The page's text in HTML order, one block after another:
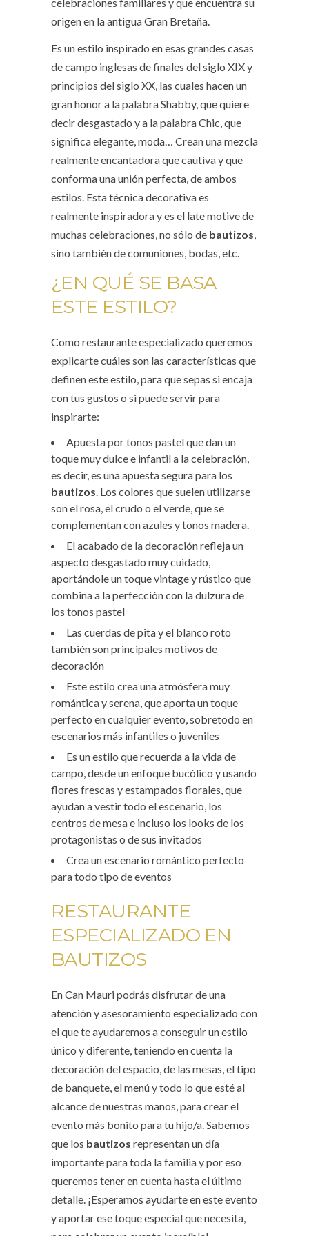
origen en la antigua Gran Bretaña.
Es un estilo inspirado en esas grandes casas
de campo inglesas de finales del siglo XIX y
principios del siglo XX, las cuales hacen un
gran honor a la palabra Shabby, que quiere
decir desgastado y a la palabra Chic, que
significa elegante, moda… Crean una mezcla
realmente encantadora que cautiva y que
conforma una unión perfecta, de ambos
estilos. Esta técnica decorativa es
realmente inspiradora y es el late motive de
muchas celebraciones, no sólo de bautizos,
sino también de comuniones, bodas, etc.
¿EN QUÉ SE BASA
ESTE ESTILO?
Como restaurante especializado queremos
explicarte cuáles son las características que
definen este estilo, para que sepas si encaja
con tus gustos o si puede servir para
inspirarte:
Apuesta por tonos pastel que dan un
toque muy dulce e infantil a la celebración,
es decir, es una apuesta segura para los
bautizos. Los colores que suelen utilizarse
son el rosa, el crudo o el verde, que se
complementan con azules y tonos madera.
El acabado de la decoración refleja un
aspecto desgastado muy cuidado,
aportándole un toque vintage y rústico que
combina a la perfección con la dulzura de
los tonos pastel
Las cuerdas de pita y el blanco roto
también son principales motivos de
decoración
Este estilo crea una atmósfera muy
romántica y serena, que aporta un toque
perfecto en cualquier evento, sobretodo en
escenarios más infantiles o juveniles
Es un estilo que recuerda a la vida de
campo, desde un enfoque bucólico y usando
flores frescas y estampados florales, que
ayudan a vestir todo el escenario, los
centros de mesa e incluso los looks de los
protagonistas o de sus invitados
Crea un escenario romántico perfecto
para todo tipo de eventos
RESTAURANTE
ESPECIALIZADO EN
BAUTIZOS
En Can Mauri podrás disfrutar de una
atención y asesoramiento especializado con
el que te ayudaremos a conseguir un estilo
único y diferente, teniendo en cuenta la
decoración del espacio, de las mesas, el tipo
de banquete, el menú y todo lo que esté al
alcance de nuestras manos, para crear el
evento más bonito para tu hijo/a. Sabemos
que los bautizos representan un día
importante para toda la familia y por eso
queremos tener en cuenta hasta el último
detalle. ¡Esperamos ayudarte en este evento
y aportar ese toque especial que necesita,